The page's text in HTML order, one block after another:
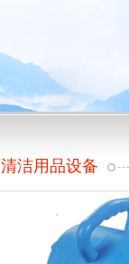
清洁用品设备